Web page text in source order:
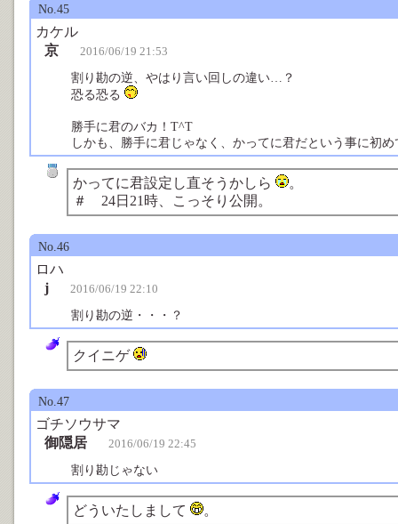
No.45
カケル
京
2016/06/19 21:53
割り勘の逆、やはり言い回しの違い…？
恐る恐る
勝手に君のバカ！T^T
しかも、勝手に君じゃなく、かってに君だという事に初
かってに君設定し直そうかしら
。
＃ 24日21時、こっそり公開。
No.46
ロハ
j
2016/06/19 22:10
割り勘の逆・・・？
クイニゲ
No.47
ゴチソウサマ
御隠居
2016/06/19 22:45
割り勘じゃない
どういたしまして 。